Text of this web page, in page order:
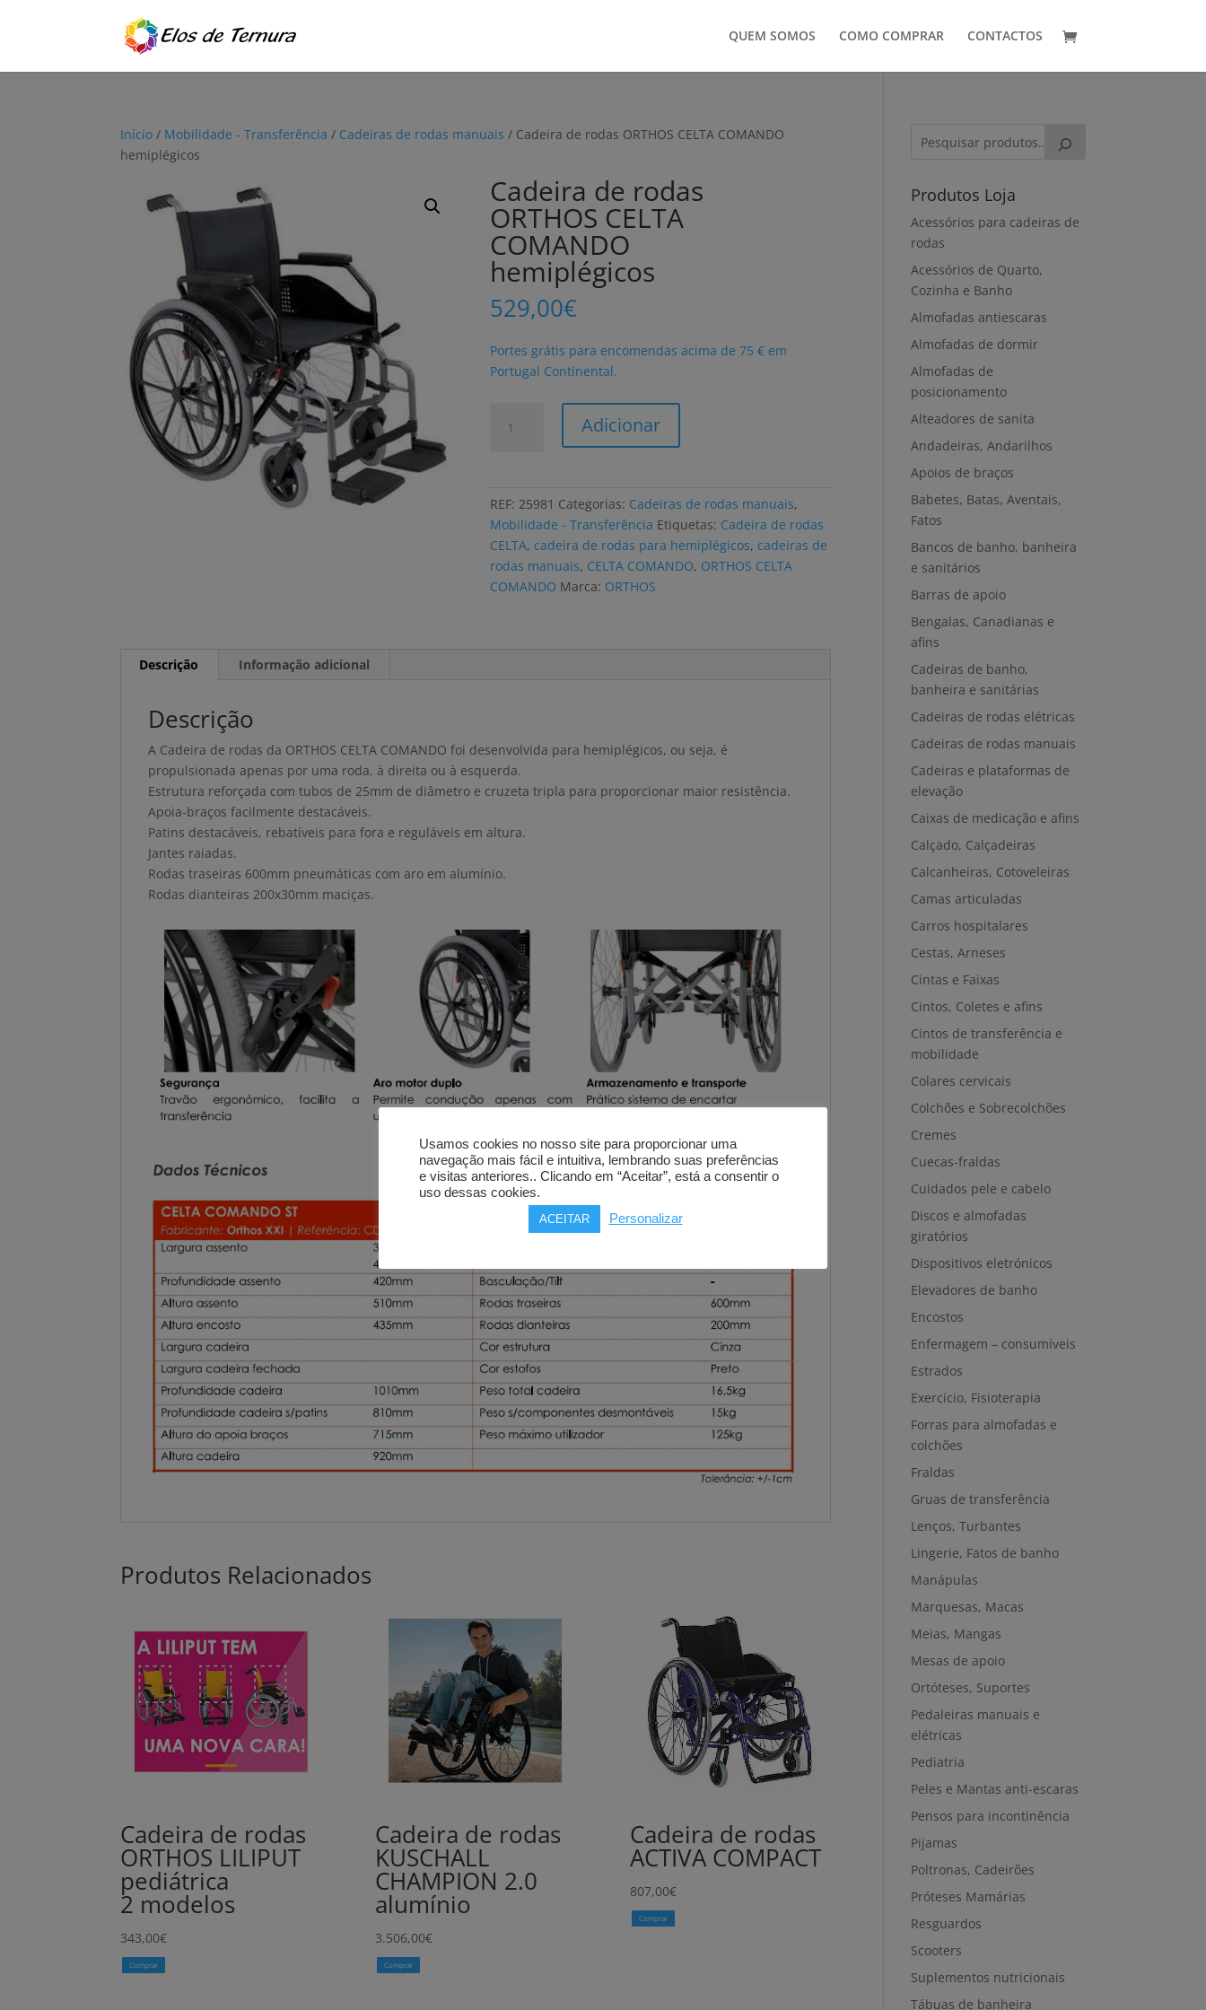
QUEM SOMOS COMO COMPRAR CONTACTOS
Início / Mobilidade - Transferência / Cadeiras de rodas manuais / Cadeira de rodas ORTHOS CELTA COMANDO
hemiplégicos
Cadeira de rodas
ORTHOS CELTA
COMANDO
hemiplégicos
529,00€
Portes grátis para encomendas acima de 75 € em
Portugal Continental.
ORTHOS
COMANDO
Adicionar
REF:25981 Categorias: Cadeiras de rodas manuais,
Mobilidade - Transferência Etiquetas: Cadeira de rodas
CELTA, cadeira de rodas para hemiplégicos, cadeiras de
rodas manuais, CELTA COMANDO, ORTHOS CELTA
COMANDO Marca: ORTHOS
Descrição Informação adicional
Descrição
A Cadeira de rodas da ORTHOS CELTA COMANDO foi desenvolvida para hemiplégicos, ou seja, é
propulsionada apenas por uma roda, à direita ou à esquerda.
Estrutura reforçada com tubos de 25mm de diâmetro e cruzeta tripla para proporcionar maior resistência.
Apoia-braços facilmente destacáveis.
Patins destacáveis, rebatíveis para fora e reguláveis em altura.
Jantes raiadas.
Rodas traseiras 600mm pneumáticas com aro em alumínio.
Rodas dianteiras 200x30mm maciças.
Produtos Relacionados
Cadeira de rodas
ORTHOS LILIPUT
pediátrica
2 modelos
343,00€
Comprar
Cadeira de rodas
KUSCHALL
CHAMPION 2.0
alumínio
3.506,00€
Comprar
Cadeira de rodas
ACTIVA COMPACT
807,00€
Comprar
Produtos Loja
Acessórios para cadeiras de
rodas
Acessórios de Quarto,
Cozinha e Banho
Almofadas antiescaras
Almofadas de dormir
Almofadas de
posicionamento
Alteadores de sanita
Andadeiras, Andarilhos
Apoios de braços
Babetes, Batas, Aventais,
Fatos
Bancos de banho, banheira
e sanitários
Barras de apoio
Bengalas, Canadianas e
afins
Cadeiras de banho,
banheira e sanitárias
Cadeiras de rodas elétricas
Cadeiras de rodas manuais
Cadeiras e plataformas de
elevação
Caixas de medicação e afins
Calçado, Calçadeiras
Calcanheiras, Cotoveleiras
Camas articuladas
Carros hospitalares
Cestas, Arneses
Cintas e Faixas
Cintos, Coletes e afins
Cintos de transferência e
mobilidade
Colares cervicais
Colchões e Sobrecolchões
Cremes
Cuecas-fraldas
Cuidados pele e cabelo
Discos e almofadas
giratórios
Dispositivos eletrónicos
Elevadores de banho
Encostos
Enfermagem – consumíveis
Estrados
Exercício, Fisioterapia
Forras para almofadas e
colchões
Fraldas
Gruas de transferência
Lenços, Turbantes
Lingerie, Fatos de banho
Manápulas
Marquesas, Macas
Meias, Mangas
Mesas de apoio
Ortóteses, Suportes
Pedaleiras manuais e
elétricas
Pediatria
Peles e Mantas anti-escaras
Pensos para incontinência
Pijamas
Poltronas, Cadeirões
Próteses Mamárias
Resguardos
Scooters
Suplementos nutricionais
Tábuas de banheira
Usamos cookies no nosso site para proporcionar uma
navegação mais fácil e intuitiva, lembrando suas preferências
e visitas anteriores.. Clicando em “Aceitar”, está a consentir o
uso dessas cookies.
ACEITAR Personalizar